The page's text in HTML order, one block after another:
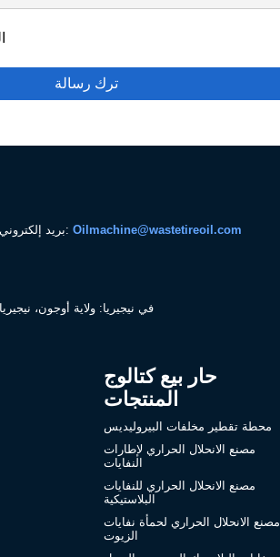
ترك رسالة
بريد إلكتروني: Oilmachine@wastetireoil.com
في نيجيريا: ولاية أوجون، نيجيريا
حار بيع كتالوج
المنتجات
محطة تقطير مخلفات البيروليديس
مصنع الانحلال الحراري لإطارات
النفايات
مصنع الانحلال الحراري للنفايات
البلاستيكية
مصنع الانحلال الحراري لحمأة نفايات
الزيوت